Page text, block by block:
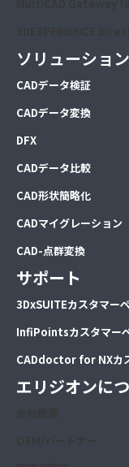
ソリューション
CADデータ検証
CADデータ変換
DFX
CADデータ比較
CAD形状簡略化
CADマイグレーション
CAD-点群変換
サポート
3DxSUITEカスタマー
InfiPointsカスタマー
CADdoctor for NXカ
エリジオンに